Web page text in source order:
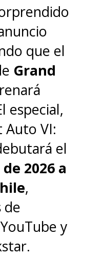
abogada
Yeo-
una
que
de ganar
y el
en un
al
que el
Grand
especial,
Auto VI:
el
2026 a
,
de
y